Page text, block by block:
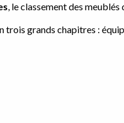
, le classement des
trois grands chapitres :